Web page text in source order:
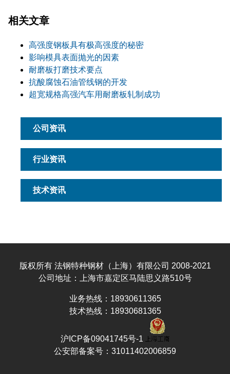
相关文章
高强度钢板具有极高强度的秘密
影响模具表面抛光的因素
耐磨板打磨技术要点
抗酸腐蚀石油管线钢的开发
超宽规格高强汽车用耐磨板轧制成功
公司资讯
行业资讯
技术资讯
版权所有 法钢特种钢材（上海）有限公司 2008-2021
公司地址：上海市嘉定区马陆思义路510号
业务热线：18930611365
技术热线：18930681365
沪ICP备09041745号-1
公安部备案号：31011402006859